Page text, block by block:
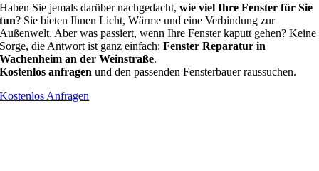
Haben Sie jemals darüber nachgedacht,wie viel Ihre Fenster für Sie
tun? Sie bieten Ihnen Licht, Wärme und eine Verbindung zur
Außenwelt. Aber was passiert, wenn Ihre Fenster kaputt gehen? Keine
Sorge, die Antwort ist ganz einfach: Fenster Reparatur in
Wachenheim an der Weinstraße.
Kostenlos anfragen und den passenden Fensterbauer raussuchen.
Kostenlos Anfragen